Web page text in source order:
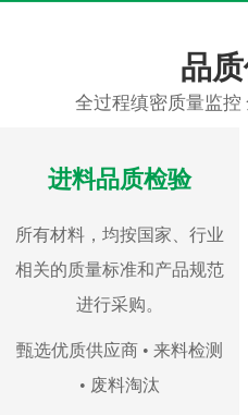
品
全过程缜密质量监控
进料品质检验
所有材料，均按国家、行业
相关的质量标准和产品规范
进行采购。
甄选优质供应商 • 来料检测
• 废料淘汰